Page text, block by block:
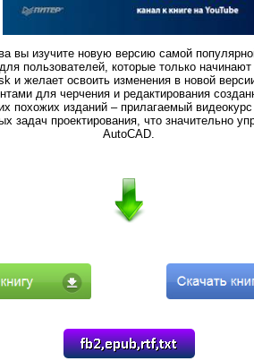
вы изучите новую версию самой
пользователей, которые только
и желает освоить изменения в новой
для черчения и редактирования
похожих изданий – прилагаемый
задач проектирования, что значительно
AutoCAD.